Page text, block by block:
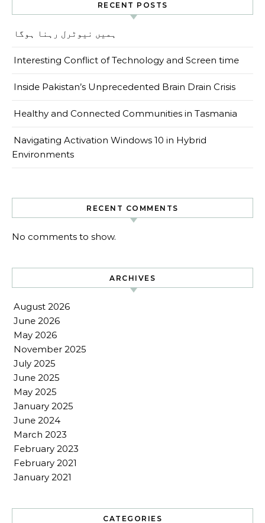
RECENT POSTS
ہمیں نیوٹرل رہنا ہوگا
Interesting Conflict of Technology and Screen time
Inside Pakistan’s Unprecedented Brain Drain Crisis
Healthy and Connected Communities in Tasmania
Navigating Activation Windows 10 in Hybrid
Environments
RECENT COMMENTS
No comments to show.
ARCHIVES
August 2026
June 2026
May 2026
November 2025
July 2025
June 2025
May 2025
January 2025
June 2024
March 2023
February 2023
February 2021
January 2021
CATEGORIES